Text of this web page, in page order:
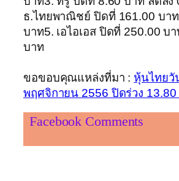
ธ.ไทยพาณิชย์ ปิดที่ 161.00 บา
บาท5. เอไอเอส ปิดที่ 250.00 บ
บาท
ขอขอบคุณแหล่งที่มา : หุ้นไทยวั
พฤศจิกายน 2556 ปิดร่วง 13.80
Facebook Comments